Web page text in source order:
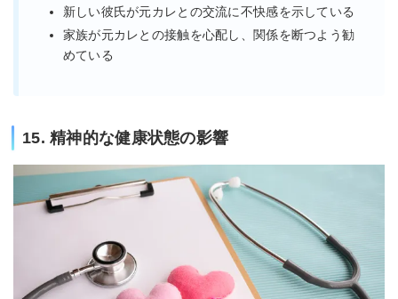
新しい彼氏が元カレとの交流に不快感を示している
家族が元カレとの接触を心配し、関係を断つよう勧
めている
15. 精神的な健康状態の影響